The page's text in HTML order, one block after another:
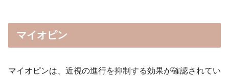
マイオピン
マイオピンは、近視の進行を抑制する効果が確認されてい